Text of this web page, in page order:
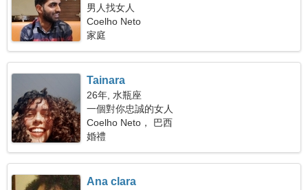
男人找女人
Coelho Neto
家庭
Tainara
26年, 水瓶座
一個對你忠誠的女人
Coelho Neto， 巴西
婚禮
Ana clara